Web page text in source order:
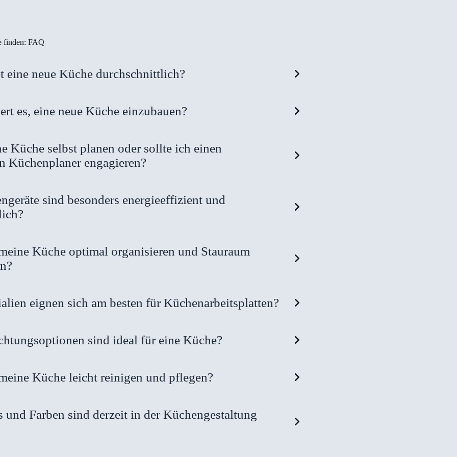
finden: FAQ
eine neue Küche durchschnittlich?
es, eine neue Küche einzubauen?
Küche selbst planen oder sollte ich einen
Küchenplaner engagieren?
sind besonders energieeffizient und
Küche optimal organisieren und Stauraum
eignen sich am besten für Küchenarbeitsplatten?
sind ideal für eine Küche?
Küche leicht reinigen und pflegen?
und Farben sind derzeit in der Küchengestaltung